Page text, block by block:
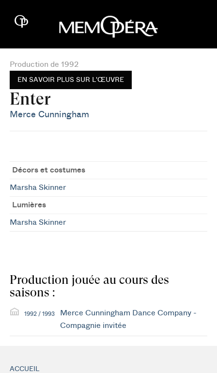
Production de 1992
EN SAVOIR PLUS SUR L'ŒUVRE
Enter
Merce Cunningham
Décors et costumes
Marsha Skinner
Lumières
Marsha Skinner
Production jouée au cours des
saisons :
1992 / 1993
Merce Cunningham Dance Company -
Compagnie invitée
ACCUEIL